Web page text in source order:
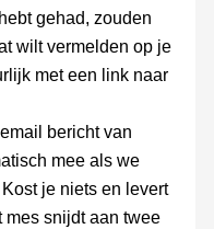
gehad, zouden
wilt vermelden op je
met een link naar
bericht van
mee als we
je niets en levert
mes snijdt aan twee